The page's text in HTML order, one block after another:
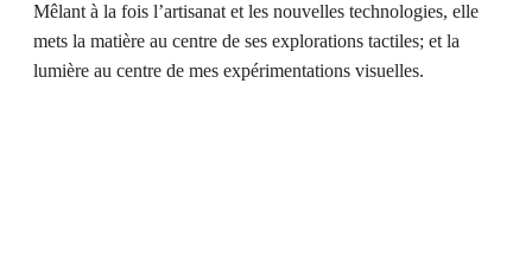
Mêlant à la fois l’artisanat et les nouvelles technologies, elle
mets la matière au centre de ses explorations tactiles; et la
lumière au centre de mes expérimentations visuelles.